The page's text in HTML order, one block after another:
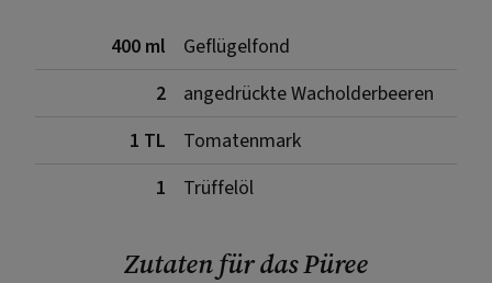
400 ml
Geflügelfond
2
angedrückte Wacholderbeeren
1 TL
Tomatenmark
1
Trüffelöl
Zutaten für das Püree